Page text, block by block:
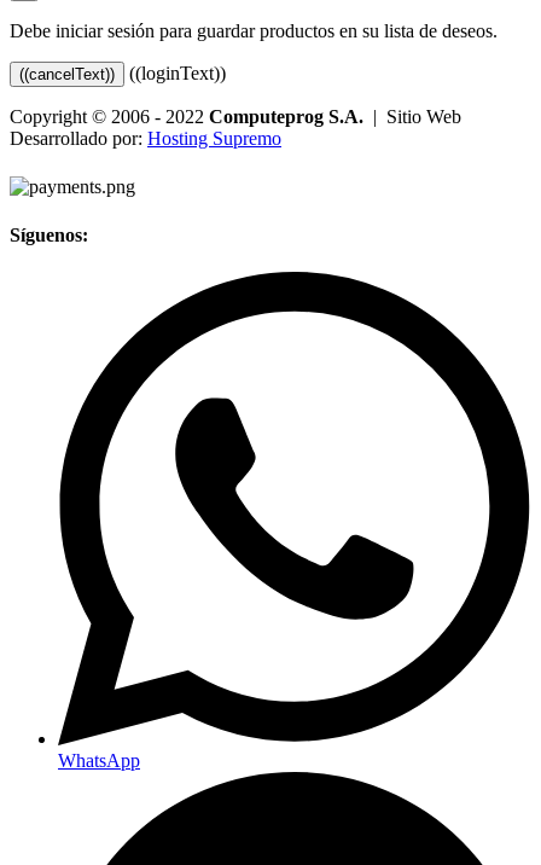
Debe iniciar sesión para guardar productos en su lista de deseos.
((cancelText)) ((loginText))
Copyright © 2006 - 2022 Computeprog S.A. | Sitio Web
Desarrollado por: Hosting Supremo
Síguenos:
WhatsApp